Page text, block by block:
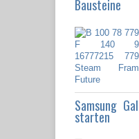
Bausteine
Samsung
starten